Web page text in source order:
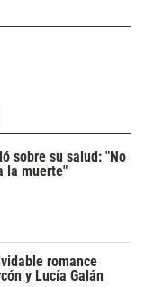
sobre su salud: "No
la muerte"
romance
y Lucía Galán